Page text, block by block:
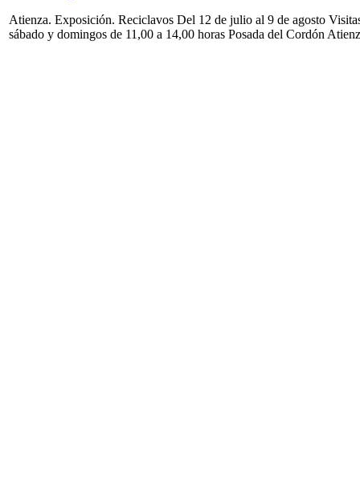
Atienza. Exposición. Reciclavos Del 12 de julio al 9 de agosto
sábado y domingos de 11,00 a 14,00 horas Posada del Cordón